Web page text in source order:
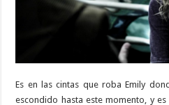
Es en las cintas que roba Emily
escondido hasta este momento, y